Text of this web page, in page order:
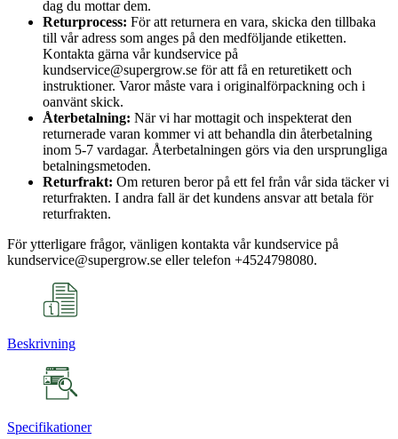
dag du mottar dem.
Returprocess: För att returnera en vara, skicka den tillbaka
till vår adress som anges på den medföljande etiketten.
Kontakta gärna vår kundservice på
kundservice@supergrow.se för att få en returetikett och
instruktioner. Varor måste vara i originalförpackning och i
oanvänt skick.
Återbetalning: När vi har mottagit och inspekterat den
returnerade varan kommer vi att behandla din återbetalning
inom 5-7 vardagar. Återbetalningen görs via den ursprungliga
betalningsmetoden.
Returfrakt: Om returen beror på ett fel från vår sida täcker vi
returfrakten. I andra fall är det kundens ansvar att betala för
returfrakten.
För ytterligare frågor, vänligen kontakta vår kundservice på
kundservice@supergrow.se eller telefon +4524798080.
Beskrivning
Specifikationer